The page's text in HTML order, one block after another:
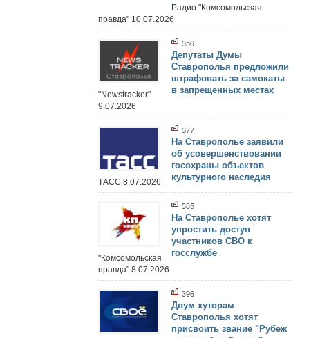
Радио "Комсомольская
правда" 10.07.2026
356
Депутаты Думы
Ставрополья предложили
штрафовать за самокаты
в запрещенных местах
"Newstracker"
9.07.2026
377
На Ставрополье заявили
об усовершенствовании
госохраны объектов
культурного наследия
ТАСС 8.07.2026
385
На Ставрополье хотят
упростить доступ
участников СВО к
госслужбе
"Комсомольская
правда" 8.07.2026
396
Двум хуторам
Ставрополья хотят
присвоить звание "Рубеж